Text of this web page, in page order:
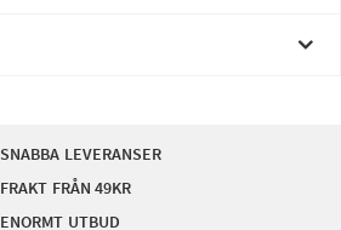
SNABBA LEVERANSER
FRAKT FRÅN 49KR
ENORMT UTBUD